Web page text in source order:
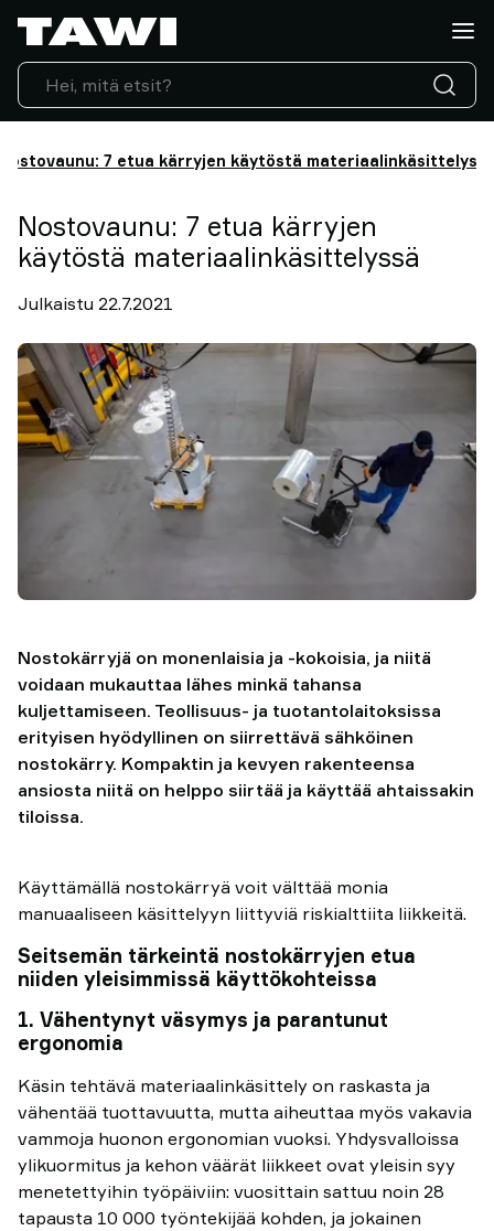
7 etua kärryjen käytöstä
Nostovaunu: 7 etua kärryjen
käytöstä materiaalinkäsittelyssä
Julkaistu 22.7.2021
Nostokärryjä on monenlaisia ja -kokoisia, ja niitä
voidaan mukauttaa lähes minkä tahansa
kuljettamiseen. Teollisuus- ja tuotantolaitoksissa
erityisen hyödyllinen on siirrettävä sähköinen
nostokärry. Kompaktin ja kevyen rakenteensa
ansiosta niitä on helppo siirtää ja käyttää ahtaissakin
tiloissa.
Käyttämällä nostokärryä voit välttää monia
manuaaliseen käsittelyyn liittyviä riskialttiita liikkeitä.
Seitsemän tärkeintä nostokärryjen etua
niiden yleisimmissä käyttökohteissa
1. Vähentynyt väsymys ja parantunut
ergonomia
Käsin tehtävä materiaalinkäsittely on raskasta ja
vähentää tuottavuutta, mutta aiheuttaa myös vakavia
vammoja huonon ergonomian vuoksi. Yhdysvalloissa
ylikuormitus ja kehon väärät liikkeet ovat yleisin syy
menetettyihin työpäiviin: vuosittain sattuu noin 28
tapausta 10 000 työntekijää kohden, ja jokainen
Mitä
haluatte
nostaa?
Nostolaitteet
Toimialat
Huolto
tuki
Suositukset
Näkemyksiä
nostamisesta
yhteyttä
Miksi
TAWI